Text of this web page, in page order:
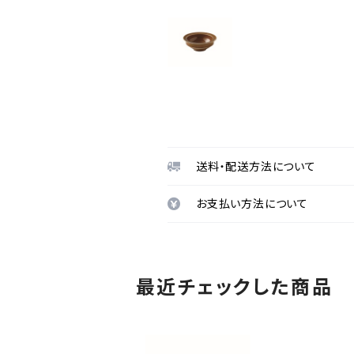
送料・配送方法について
お支払い方法について
最近チェックした商品